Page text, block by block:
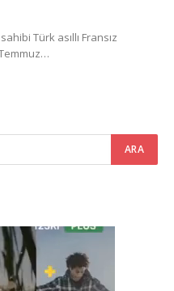
Türk asıllı Fransız